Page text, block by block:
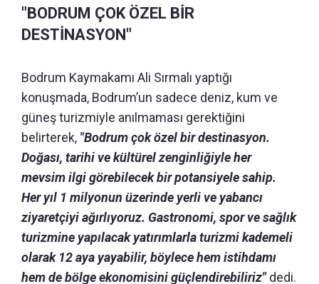
"BODRUM ÇOK ÖZEL BİR
DESTİNASYON"
Bodrum Kaymakamı Ali Sırmalı yaptığı
konuşmada, Bodrum’un sadece deniz, kum ve
güneş turizmiyle anılmaması gerektiğini
belirterek, "Bodrum çok özel bir destinasyon.
Doğası, tarihi ve kültürel zenginliğiyle her
mevsim ilgi görebilecek bir potansiyele sahip.
Her yıl 1 milyonun üzerinde yerli ve yabancı
ziyaretçiyi ağırlıyoruz. Gastronomi, spor ve sağlık
turizmine yapılacak yatırımlarla turizmi kademeli
olarak 12 aya yayabilir, böylece hem istihdamı
hem de bölge ekonomisini güçlendirebiliriz"dedi.